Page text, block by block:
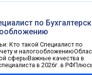
по
Кто такой Специалист по
и
сферыВажные качества в
в 2026г. в